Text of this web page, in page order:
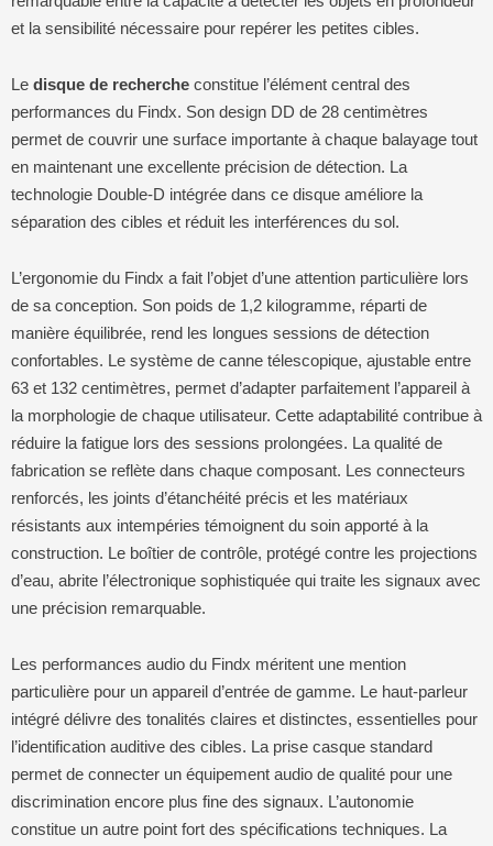
et la sensibilité nécessaire pour repérer les petites cibles.
Le disque de recherche constitue l’élément central des
performances du Findx. Son design DD de 28 centimètres
permet de couvrir une surface importante à chaque balayage tout
en maintenant une excellente précision de détection. La
technologie Double-D intégrée dans ce disque améliore la
séparation des cibles et réduit les interférences du sol.
L’ergonomie du Findx a fait l’objet d’une attention particulière lors
de sa conception. Son poids de 1,2 kilogramme, réparti de
manière équilibrée, rend les longues sessions de détection
confortables. Le système de canne télescopique, ajustable entre
63 et 132 centimètres, permet d’adapter parfaitement l’appareil à
la morphologie de chaque utilisateur. Cette adaptabilité contribue à
réduire la fatigue lors des sessions prolongées. La qualité de
fabrication se reflète dans chaque composant. Les connecteurs
renforcés, les joints d’étanchéité précis et les matériaux
résistants aux intempéries témoignent du soin apporté à la
construction. Le boîtier de contrôle, protégé contre les projections
d’eau, abrite l’électronique sophistiquée qui traite les signaux avec
une précision remarquable.
Les performances audio du Findx méritent une mention
particulière pour un appareil d’entrée de gamme. Le haut-parleur
intégré délivre des tonalités claires et distinctes, essentielles pour
l’identification auditive des cibles. La prise casque standard
permet de connecter un équipement audio de qualité pour une
discrimination encore plus fine des signaux. L’autonomie
constitue un autre point fort des spécifications techniques. La